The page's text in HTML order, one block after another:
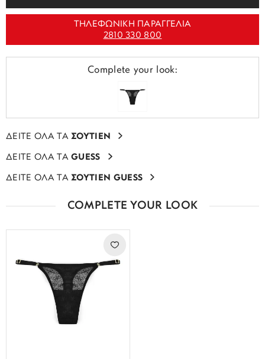
ΤΗΛΕΦΩΝΙΚΗ ΠΑΡΑΓΓΕΛΙΑ
2810 330 800
Complete your look:
ΔΕΙΤΕ ΟΛΑ ΤΑΣΟΥΤΙΕΝ
ΔΕΙΤΕ ΟΛΑ ΤΑGUESS
ΔΕΙΤΕ ΟΛΑ ΤΑΣΟΥΤΙΕΝ GUESS
COMPLETE YOUR LOOK